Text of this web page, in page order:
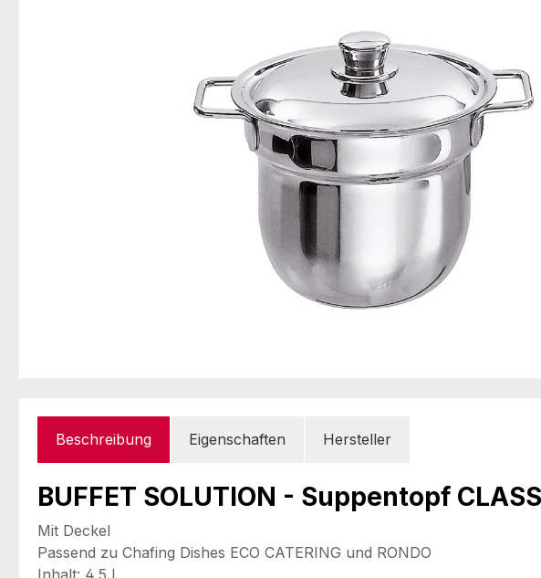
Beschreibung Eigenschaften Hersteller
BUFFET SOLUTION - Suppentopf
Mit Deckel
Passend zu Chafing Dishes ECO CATERING und RONDO
Inhalt: 4,5 L